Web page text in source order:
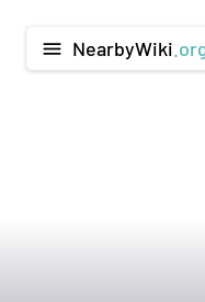
menu NearbyWiki